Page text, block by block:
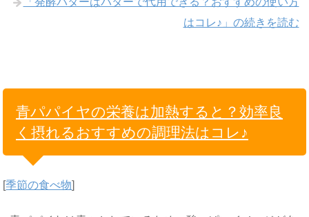
はコレ♪」の続きを読む
青パパイヤの栄養は加熱すると？効率良
く摂れるおすすめの調理法はコレ♪
[季節の食べ物]